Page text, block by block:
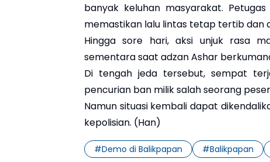
banyak keluhan masyarakat.
memastikan lalu lintas tetap tertib dan
Hingga sore hari, aksi unjuk rasa
sementara saat adzan Ashar
Di tengah jeda tersebut, sempat
pencurian ban milik salah seorang
Namun situasi kembali dapat
kepolisian. (Han)
#Demo di Balikpapan #Balikpapan